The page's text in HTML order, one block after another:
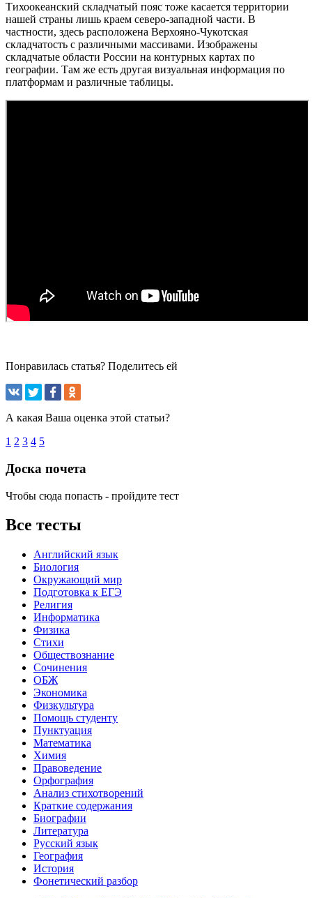
Тихоокеанский складчатый пояс тоже касается территории
нашей страны лишь краем северо-западной части. В
частности, здесь расположена Верхояно-Чукотская
складчатость с различными массивами. Изображены
складчатые области России на контурных картах по
географии. Там же есть другая визуальная информация по
платформам и различные таблицы.
Понравилась статья? Поделитесь ей
А какая Ваша оценка этой статьи?
1 2 3 4 5
Доска почета
Чтобы сюда попасть - пройдите тест
Все тесты
Английский язык
Биология
Окружающий мир
Подготовка к ЕГЭ
Религия
Информатика
Физика
Стихи
Обществознание
Сочинения
ОБЖ
Экономика
Физкультура
Помощь студенту
Пунктуация
Математика
Химия
Правоведение
Орфография
Анализ стихотворений
Краткие содержания
Биографии
Литература
Русский язык
География
История
Фонетический разбор